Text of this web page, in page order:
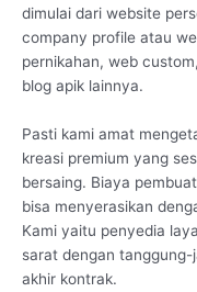
dimulai dari website
company profile atau
pernikahan, web
blog apik lainnya.
Pasti kami amat
kreasi premium yang
bersaing. Biaya
bisa menyerasikan
Kami yaitu penyedia
sarat dengan
akhir kontrak.